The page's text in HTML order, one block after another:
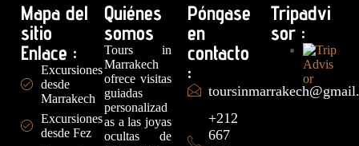
Mapa del
sitio
Enlace :
Excursiones
desde
Marrakech
Excursiones
desde Fez
Quiénes
somos
Tours in
Marrakech
ofrece visitas
guiadas
personalizad
as a las joyas
ocultas de
Póngase
en
contacto
:
+212
667
Tripadvi
sor :